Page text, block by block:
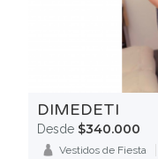
DIMEDETI
Desde $340.000
Vestidos de Fiesta